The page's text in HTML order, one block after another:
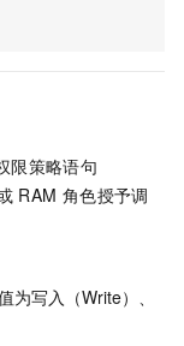
限策略语句
RAM 角色授予调
写入（Write）、